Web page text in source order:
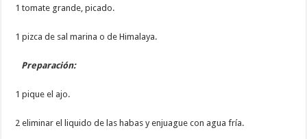
1 tomate grande, picado.
1 pizca de sal marina o de Himalaya.
Preparación:
1 pique el ajo.
2 eliminar el liquido de las habas y enjuague con agua fría.